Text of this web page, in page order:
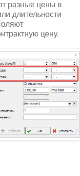
разные цены в
длительности
цену.